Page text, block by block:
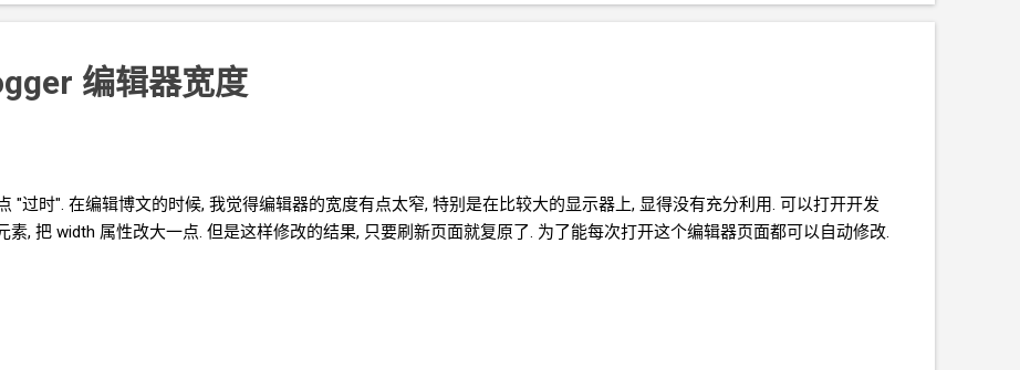
编辑器宽度
"过时". 在编辑博文的时候, 我觉得编辑器的宽度有点太窄, 特别是在比较大的显示器上, 显得没有充分利用. 可以打开开发
素, 把 width 属性改大一点. 但是这样修改的结果, 只要刷新页面就复原了. 为了能每次打开这个编辑器页面都可以自动修改.